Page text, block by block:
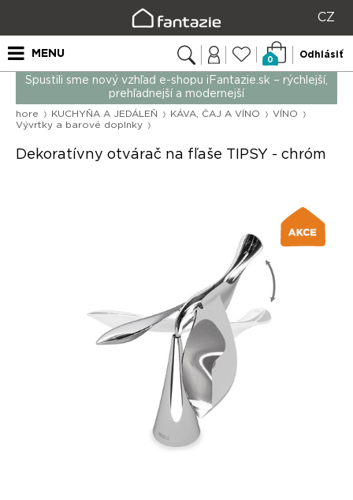
CZ
MENU
0
Odhlásiť
Spustili sme nový vzhľad e-shopu iFantazie.sk – rýchlejší,
prehľadnejší a modernejší
hore KUCHYŇA A JEDÁLEŇ KÁVA, ČAJ A VÍNO
VÍNO
Vývrtky a barové doplnky
Dekoratívny otvárač na fľaše TIPSY - chróm